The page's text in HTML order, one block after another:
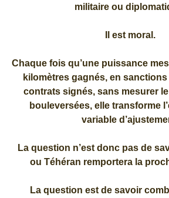
militaire ou
Il est moral.
Chaque fois qu’une puissance
kilomètres gagnés, en
contrats signés, sans mesurer
bouleversées, elle transforme
variable
La question n’est donc pas de
ou Téhéran remportera la
La question est de savoir